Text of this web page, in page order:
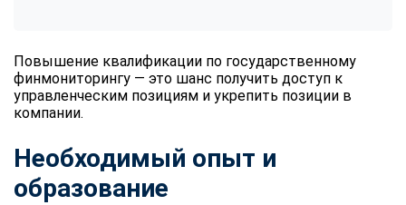
Повышение квалификации по государственному
финмониторингу — это шанс получить доступ к
управленческим позициям и укрепить позиции в
компании.
Необходимый опыт и
образование